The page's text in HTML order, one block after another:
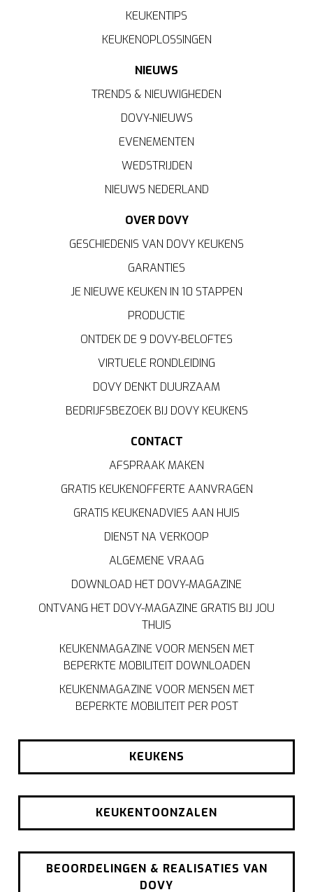
KEUKENTIPS
KEUKENOPLOSSINGEN
NIEUWS
TRENDS & NIEUWIGHEDEN
DOVY-NIEUWS
EVENEMENTEN
WEDSTRIJDEN
NIEUWS NEDERLAND
OVER DOVY
GESCHIEDENIS VAN DOVY KEUKENS
GARANTIES
JE NIEUWE KEUKEN IN 10 STAPPEN
PRODUCTIE
ONTDEK DE 9 DOVY-BELOFTES
VIRTUELE RONDLEIDING
DOVY DENKT DUURZAAM
BEDRIJFSBEZOEK BIJ DOVY KEUKENS
CONTACT
AFSPRAAK MAKEN
GRATIS KEUKENOFFERTE AANVRAGEN
GRATIS KEUKENADVIES AAN HUIS
DIENST NA VERKOOP
ALGEMENE VRAAG
DOWNLOAD HET DOVY-MAGAZINE
ONTVANG HET DOVY-MAGAZINE GRATIS BIJ JOU
THUIS
KEUKENMAGAZINE VOOR MENSEN MET
BEPERKTE MOBILITEIT DOWNLOADEN
KEUKENMAGAZINE VOOR MENSEN MET
BEPERKTE MOBILITEIT PER POST
KEUKENS
KEUKENTOONZALEN
BEOORDELINGEN & REALISATIES VAN
DOVY